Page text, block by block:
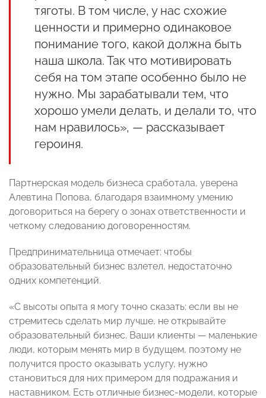
тяготы. В том числе, у нас схожие
ценности и примерно одинаковое
понимание того, какой должна быть
наша школа. Так что мотивировать
себя на том этапе особенно было не
нужно. Мы зарабатывали тем, что
хорошо умели делать, и делали то, что
нам нравилось», — рассказывает
героиня.
Партнерская модель бизнеса сработала, уверена
Алевтина Попова, благодаря взаимному умению
договориться на берегу о зонах ответственности и
четкому следованию договоренностям.
Предпринимательница отмечает: чтобы
образовательный бизнес взлетел, недостаточно
одних компетенций.
«С высоты опыта я могу точно сказать: если вы не
стремитесь сделать мир лучше, не открывайте
образовательный бизнес. Ваши клиенты — маленькие
люди, которым менять мир в будущем, поэтому не
получится просто оказывать услугу, нужно
становиться для них примером для подражания и
наставником. Есть отличные бизнес-модели, которые